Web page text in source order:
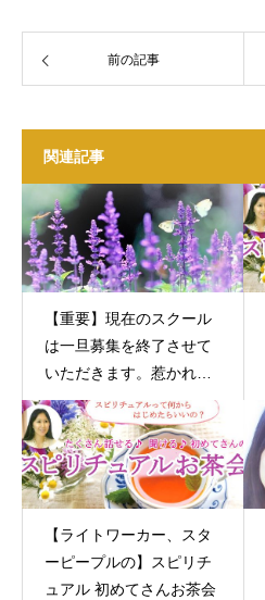
前の記事
関連記事
【重要】現在のスクール
は一旦募集を終了させて
いただきます。惹かれた
方はお早めに☆
【ライトワーカー、スタ
ーピープルの】スピリチ
ュアル 初めてさんお茶会